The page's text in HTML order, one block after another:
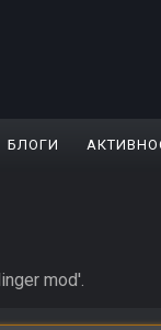
БЛОГИ
mod'.